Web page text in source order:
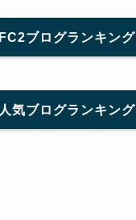
FC2ブログランキング
人気ブログランキング